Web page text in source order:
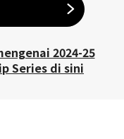
2024-25
Series di sini